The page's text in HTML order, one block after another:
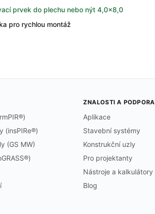
prvek do plechu nebo nýt 4,0×8,0
pro rychlou montáž
(insPIRe®)
(GS MW)
ZNALOSTI A PODPORA
Aplikace
Stavební systémy
Konstrukční uzly
Pro projektanty
Nástroje a kalkulátory
Blog